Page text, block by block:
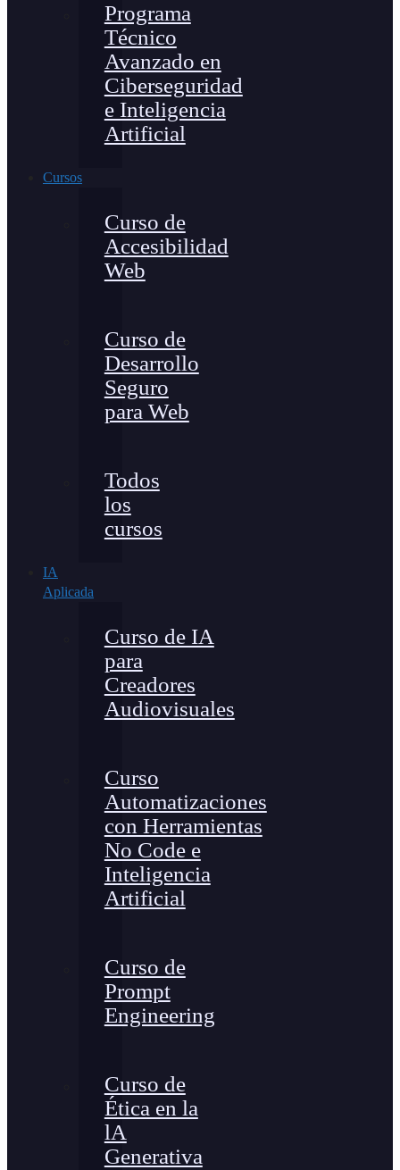
Programa
Técnico
Avanzado en
Ciberseguridad
e Inteligencia
Artificial
Cursos
Curso de
Accesibilidad
Web
Curso de
Desarrollo
Seguro
para Web
Todos
los
cursos
IA
Aplicada
Curso de IA
para
Creadores
Audiovisuales
Curso
Automatizaciones
con Herramientas
No Code e
Inteligencia
Artificial
Curso de
Prompt
Engineering
Curso de
Ética en la
lA
Generativa